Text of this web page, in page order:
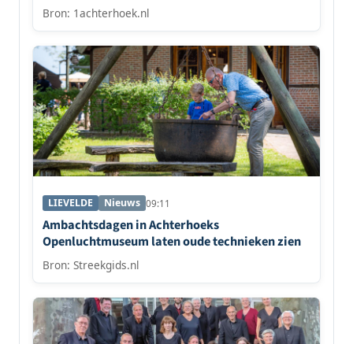
Bron: 1achterhoek.nl
LIEVELDE Nieuws 09:11
Ambachtsdagen in Achterhoeks
Openluchtmuseum laten oude technieken zien
Bron: Streekgids.nl